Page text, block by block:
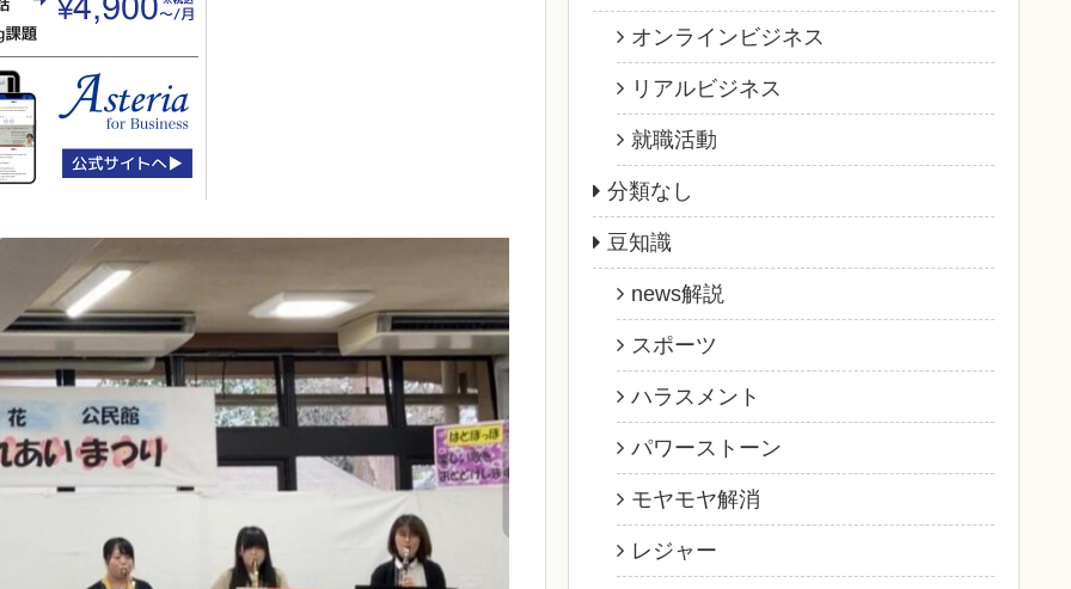
オンラインビジネス
リアルビジネス
就職活動
分類なし
豆知識
news解説
スポーツ
ハラスメント
パワーストーン
モヤモヤ解消
レジャー